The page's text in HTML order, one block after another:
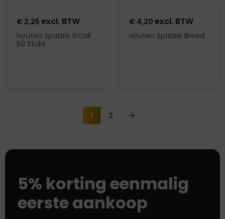
€ 2,25 excl. BTW
Houten Spatels Small
50 Stuks
€ 4,20 excl. BTW
Houten Spatels Breed
1 2
5% korting eenmalig
eerste aankoop